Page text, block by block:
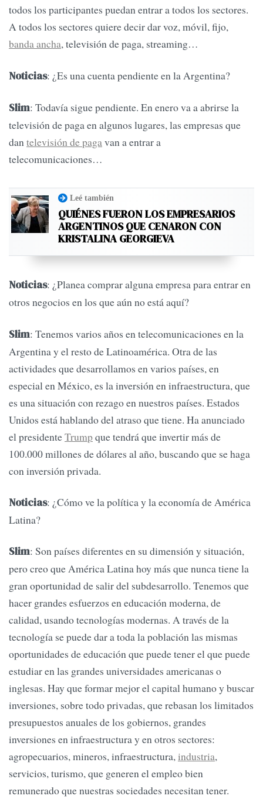
todos los participantes puedan entrar a todos los sectores.
A todos los sectores quiere decir dar voz, móvil, fijo,
banda ancha, televisión de paga, streaming…
Noticias: ¿Es una cuenta pendiente en la Argentina?
Slim: Todavía sigue pendiente. En enero va a abrirse la
televisión de paga en algunos lugares, las empresas que
dantelevisión de pagavan a entrar a
telecomunicaciones…
Leé también
QUIÉNES FUERON LOS EMPRESARIOS
ARGENTINOS QUE CENARON CON
KRISTALINA GEORGIEVA
Noticias: ¿Planea comprar alguna empresa para entrar en
otros negocios en los que aún no está aquí?
Slim: Tenemos varios años en telecomunicaciones en la
Argentina y el resto de Latinoamérica. Otra de las
actividades que desarrollamos en varios países, en
especial en México, es la inversión en infraestructura, que
es una situación con rezago en nuestros países. Estados
Unidos está hablando del atraso que tiene. Ha anunciado
el presidenteTrumpque tendrá que invertir más de
100.000 millones de dólares al año, buscando que se haga
con inversión privada.
Noticias: ¿Cómo ve la política y la economía de América
Latina?
Slim: Son países diferentes en su dimensión y situación,
pero creo que América Latina hoy más que nunca tiene la
gran oportunidad de salir del subdesarrollo. Tenemos que
hacer grandes esfuerzos en educación moderna, de
calidad, usando tecnologías modernas. A través de la
tecnología se puede dar a toda la población las mismas
oportunidades de educación que puede tener el que puede
estudiar en las grandes universidades americanas o
inglesas. Hay que formar mejor el capital humano y buscar
inversiones, sobre todo privadas, que rebasan los limitados
presupuestos anuales de los gobiernos, grandes
inversiones en infraestructura y en otros sectores:
agropecuarios, mineros, infraestructura,industria,
servicios, turismo, que generen el empleo bien
remunerado que nuestras sociedades necesitan tener.